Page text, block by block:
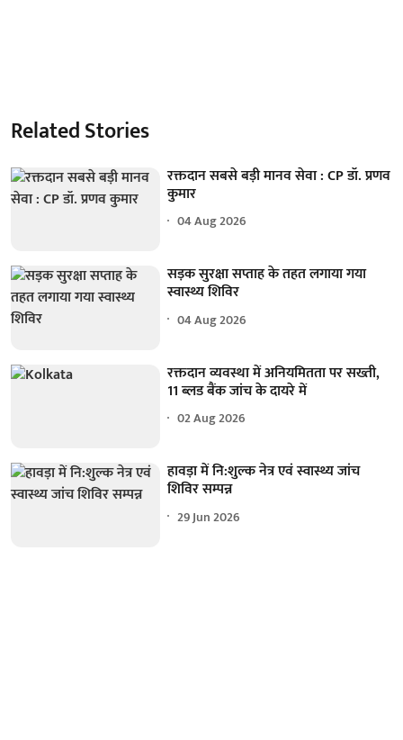
Related Stories
रक्तदान सबसे बड़ी मानव सेवा : CP डॉ. प्रणव
कुमार
04 Aug 2026
सड़क सुरक्षा सप्ताह के तहत लगाया गया
स्वास्थ्य शिविर
04 Aug 2026
रक्तदान व्यवस्था में अनियमितता पर सख्ती,
11 ब्लड बैंक जांच के दायरे में
02 Aug 2026
हावड़ा में नि:शुल्क नेत्र एवं स्वास्थ्य जांच
शिविर सम्पन्न
29 Jun 2026